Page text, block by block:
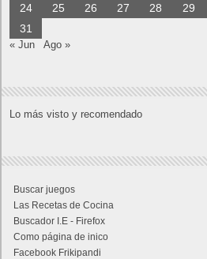
24
25 26 27 28 29
31
« Jun Ago »
Lo más visto y recomendado
Buscar juegos
Las Recetas de Cocina
Buscador I.E - Firefox
Como página de inico
Facebook Frikipandi